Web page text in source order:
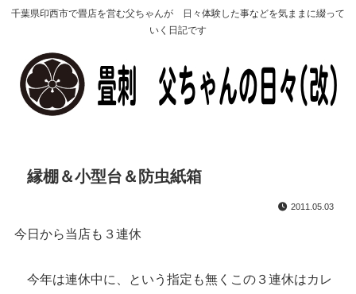
千葉県印西市で畳店を営む父ちゃんが 日々体験した事などを気ままに綴って
いく日記です
縁棚＆小型台＆防虫紙箱
2011.05.03
今日から当店も３連休
今年は連休中に、という指定も無くこの３連休はカレ